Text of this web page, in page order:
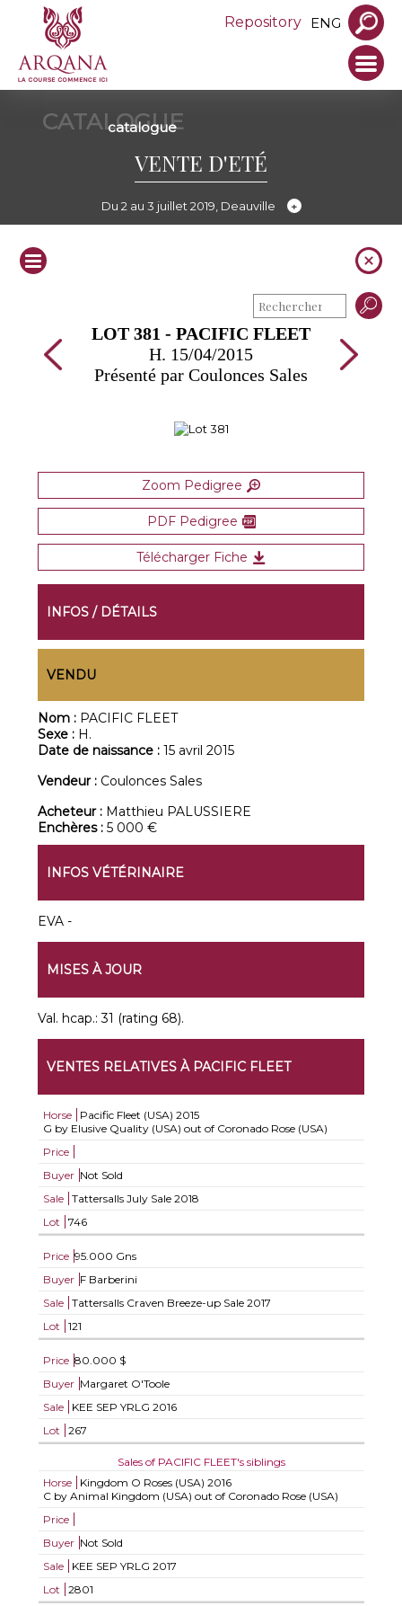
Repository ENG
CATALOGUE
catalogue
VENTE D'ETÉ
Du 2 au 3 juillet 2019, Deauville
LOT 381 - PACIFIC FLEET
H. 15/04/2015
Présenté par Coulonces Sales
Zoom Pedigree
PDF Pedigree
Télécharger Fiche
INFOS / DÉTAILS
VENDU
Nom : PACIFIC FLEET
Sexe : H.
Date de naissance :15 avril 2015
Vendeur : Coulonces Sales
Acheteur : Matthieu PALUSSIERE
Enchères :5 000 €
INFOS VÉTÉRINAIRE
EVA -
MISES À JOUR
Val. hcap.: 31 (rating 68).
VENTES RELATIVES À PACIFIC FLEET
Horse Pacific Fleet (USA) 2015
G by Elusive Quality (USA) out of Coronado Rose (USA)
Price
Buyer Not Sold
Sale
Tattersalls July Sale 2018
Lot
746
Price 95.000 Gns
Buyer F Barberini
Sale
Tattersalls Craven Breeze-up Sale 2017
Lot
121
Price 80.000 $
Buyer Margaret O'Toole
Sale
KEE SEP YRLG 2016
Lot
267
Sales of PACIFIC FLEET's siblings
Horse
Kingdom O Roses (USA) 2016
C by Animal Kingdom (USA) out of Coronado Rose (USA)
Price
Buyer Not Sold
Sale
KEE SEP YRLG 2017
Lot
2801